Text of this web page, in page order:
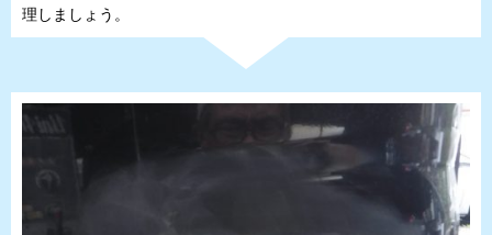
理しましょう。